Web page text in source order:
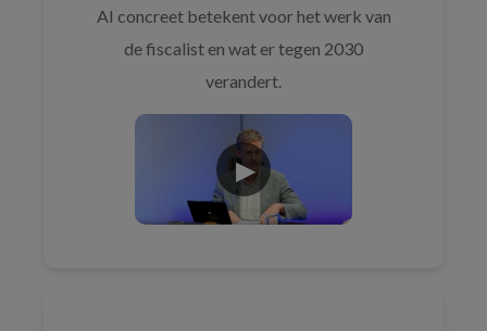
AI concreet betekent voor het werk van
de fiscalist en wat er tegen 2030
verandert.